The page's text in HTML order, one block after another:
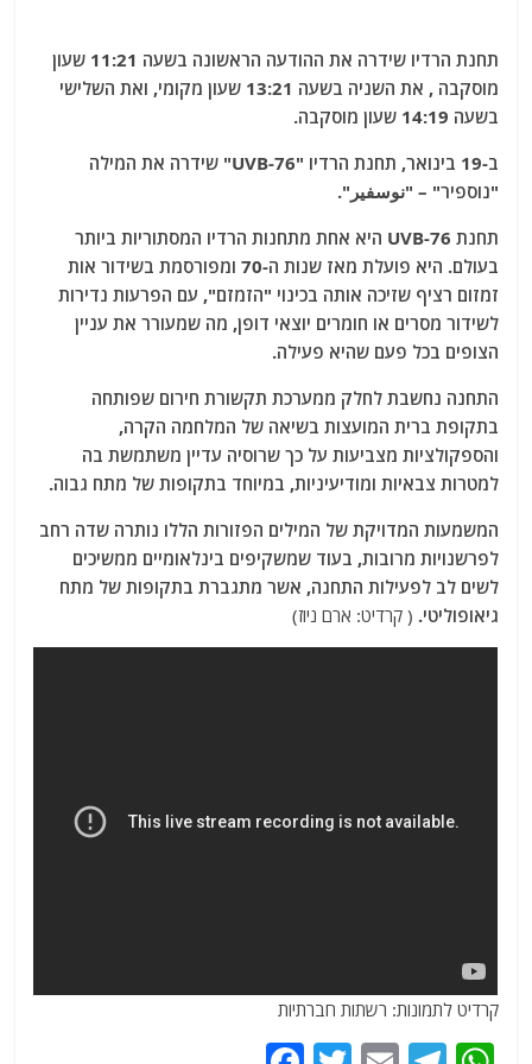
תחנת הרדיו שידרה את ההודעה הראשונה בשעה 11:21 שעון
מוסקבה , את השניה בשעה 13:21 שעון מקומי, ואת השלישי
בשעה 14:19 שעון מוסקבה.
ב-19 בינואר, תחנת הרדיו "UVB-76" שידרה את המילה
"נוספיר" – "نوسفير".
תחנת UVB-76 היא אחת מתחנות הרדיו המסתוריות ביותר
בעולם. היא פועלת מאז שנות ה-70 ומפורסמת בשידור אות
זמזום רציף שזיכה אותה בכינוי "הזמזם", עם הפרעות נדירות
לשידור מסרים או חומרים יוצאי דופן, מה שמעורר את עניין
הצופים בכל פעם שהיא פעילה.
התחנה נחשבת לחלק ממערכת תקשורת חירום שפותחה
בתקופת ברית המועצות בשיאה של המלחמה הקרה,
והספקולציות מצביעות על כך שרוסיה עדיין משתמשת בה
למטרות צבאיות ומודיעיניות, במיוחד בתקופות של מתח גבוה.
המשמעות המדויקת של המילים הפזורות הללו נותרה שדה רחב
לפרשנויות מרובות, בעוד שמשקיפים בינלאומיים ממשיכים
לשים לב לפעילות התחנה, אשר מתגברת בתקופות של מתח
גיאופוליטי. ( קרדיט: ארם ניוז)
קרדיט לתמונות: רשתות חברתיות